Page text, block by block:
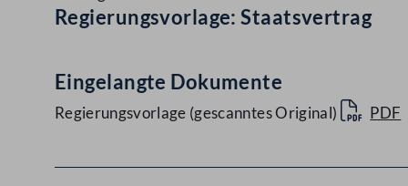
Regierungsvorlage: Staatsvertrag
Eingelangte Dokumente
Regierungsvorlage (gescanntes Original) PDF